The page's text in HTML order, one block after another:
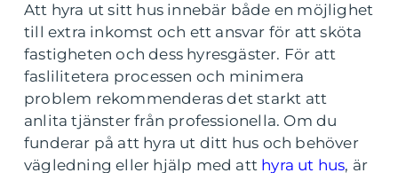
Att hyra ut sitt hus innebär både en möjlighet
till extra inkomst och ett ansvar för att sköta
fastigheten och dess hyresgäster. För att
faslilitetera processen och minimera
problem rekommenderas det starkt att
anlita tjänster från professionella. Om du
funderar på att hyra ut ditt hus och behöver
vägledning eller hjälp med att hyra ut hus, är